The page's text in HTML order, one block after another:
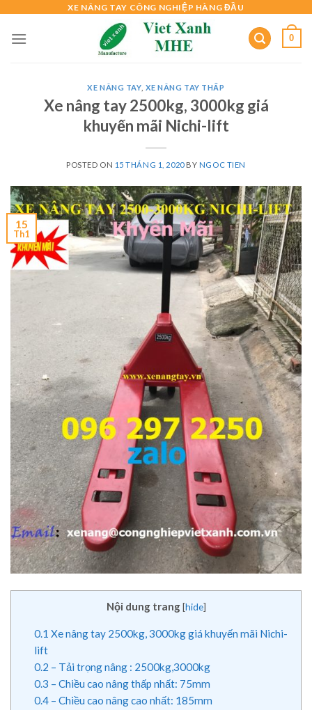
content
XE NÂNG TAY CÔNG NGHIỆP HÀNG ĐẦU
0
XE NÂNG TAY, XE NÂNG TAY THẤP
Xe nâng tay 2500kg, 3000kg giá
khuyến mãi Nichi-lift
POSTED ON 15 THÁNG 1, 2020BY NGOC TIEN
15
Th1
Nội dung trang [hide]
0.1 Xe nâng tay 2500kg, 3000kg giá khuyến mãi Nichi-
lift
0.2 – Tải trọng nâng : 2500kg,3000kg
0.3 – Chiều cao nâng thấp nhất: 75mm
0.4– Chiều cao nâng cao nhất: 185mm